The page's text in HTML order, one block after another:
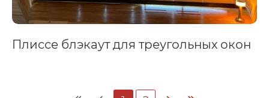
Плиссе блэкаут для треугольных окон